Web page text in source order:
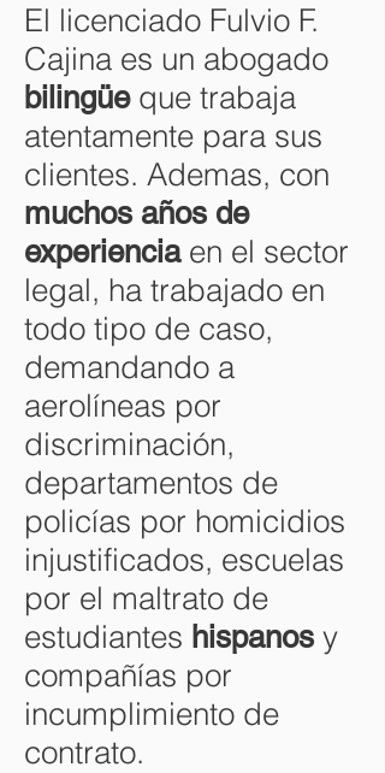
El licenciado Fulvio F.
Cajina es un abogado
bilingüeque trabaja
atentamente para sus
clientes. Ademas, con
muchos años de
experienciaen el sector
legal, ha trabajado en
todo tipo de caso,
demandando a
aerolíneas por
discriminación,
departamentos de
policías por homicidios
injustificados, escuelas
por el maltrato de
estudiantes hispanos y
compañías por
incumplimiento de
contrato.